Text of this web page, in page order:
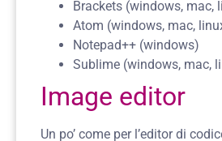
Brackets (windows, mac,
Atom (windows, mac,
Notepad++ (windows)
Sublime (windows, mac,
Image editor
Un po’ come per l’editor di